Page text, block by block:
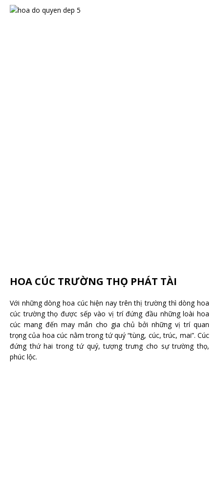
HOA CÚC TRƯỜNG THỌ PHÁT TÀI
Với những dòng hoa cúc hiện nay trên thị trường thì dòng hoa
cúc trường thọ được sếp vào vị trí đứng đầu những loài hoa
cúc mang đến may mắn cho gia chủ bởi những vị trí quan
trọng của hoa cúc nằm trong tứ quý “tùng, cúc, trúc, mai”. Cúc
đứng thứ hai trong tứ quý, tượng trưng cho sự trường thọ,
phúc lộc.